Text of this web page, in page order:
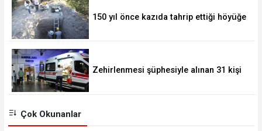
150 yıl önce kazıda tahrip ettiği höyüğe
Zehirlenmesi şüphesiyle alınan 31 kişi
Çok Okunanlar